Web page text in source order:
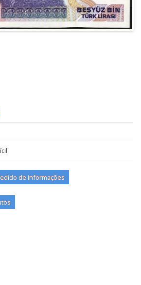
de Informações